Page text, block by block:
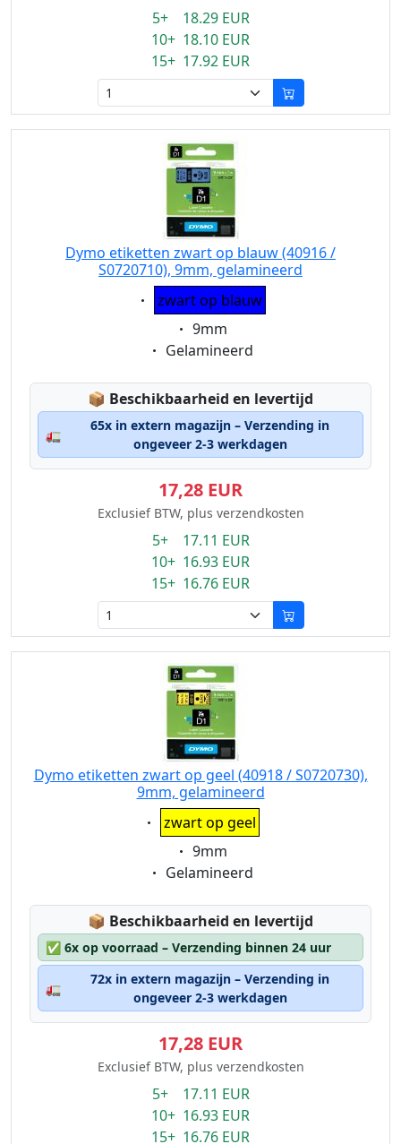
5+ 18.29 EUR
10+ 18.10 EUR
15+ 17.92 EUR
Dymo etiketten zwart op blauw (40916 /
S0720710), 9mm, gelamineerd
Eigenschaft:
zwart op blauw
Eigenschaft:
9mm
Eigenschaft:
Gelamineerd
📦 Lagerstatus:
Beschikbaarheid en levertijd
🚛
65x in extern magazijn – Verzending in
ongeveer 2-3 werkdagen
17,28 EUR
Exclusief BTW, plus verzendkosten
5+ 17.11 EUR
10+ 16.93 EUR
15+ 16.76 EUR
Dymo etiketten zwart op geel (40918 / S0720730),
9mm, gelamineerd
Eigenschaft:
zwart op geel
Eigenschaft:
9mm
Eigenschaft:
Gelamineerd
📦 Lagerstatus:
Beschikbaarheid en levertijd
✅ 6x op voorraad – Verzending binnen 24 uur
🚛
72x in extern magazijn – Verzending in
ongeveer 2-3 werkdagen
17,28 EUR
Exclusief BTW, plus verzendkosten
5+ 17.11 EUR
10+ 16.93 EUR
15+ 16.76 EUR